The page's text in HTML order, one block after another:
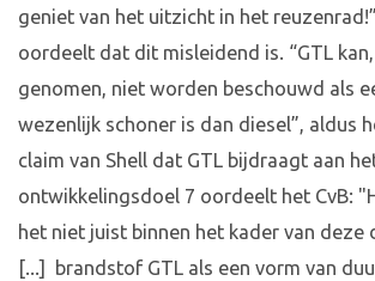
geniet van het uitzicht in het
oordeelt dat dit misleidend is. “GTL
genomen, niet worden beschouwd als
wezenlijk schoner is dan diesel”, aldus
claim van Shell dat GTL bijdraagt aan
ontwikkelingsdoel 7 oordeelt het CvB:
het niet juist binnen het kader van deze
[...] brandstof GTL als een vorm van